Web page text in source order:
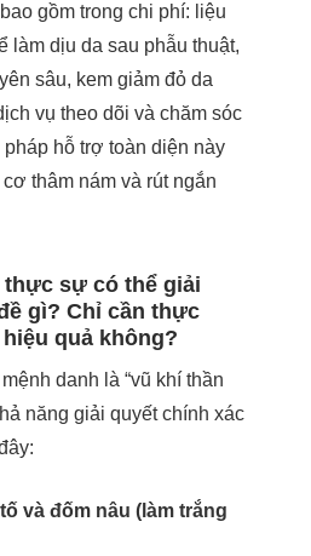
gồm trong chi phí: liệu
làm dịu da sau phẫu thuật,
sâu, kem giảm đỏ da
vụ theo dõi và chăm sóc
hỗ trợ toàn diện này
thâm nám và rút ngắn
sự có thể giải
gì? Chỉ cần thực
quả không?
danh là “vũ khí thần
năng giải quyết chính xác
và đốm nâu (làm trắng